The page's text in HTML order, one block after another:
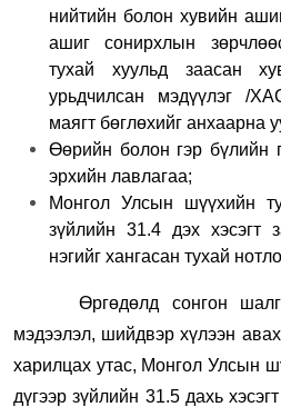
нийтийн болон хувийн
ашиг сонирхлын
тухай хуульд заасан
урьдчилсан мэдүүлэг /
маягт бөглөхийг анхаарна
Өөрийн болон гэр бүлийн
эрхийн лавлагаа;
Монгол Улсын шүүхийн
зүйлийн 31.4 дэх хэсэгт
нэгийг хангасан тухай
Өргөдөлд сонгон
мэдээлэл, шийдвэр хүлээн
харилцах утас, Монгол Улсын
дүгээр зүйлийн 31.5 дахь